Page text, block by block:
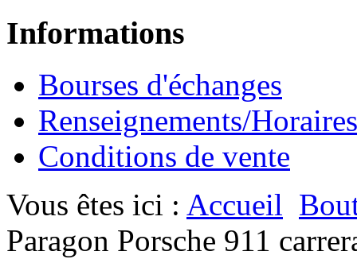
Informations
Bourses d'échanges
Renseignements/Horaires
Conditions de vente
Vous êtes ici : Accueil
Paragon Porsche 911